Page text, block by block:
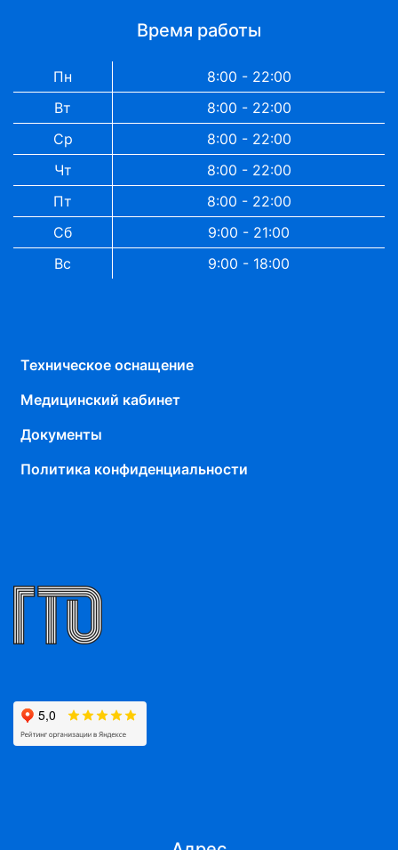
Время работы
Пн
8:00 - 22:00
Вт
8:00 - 22:00
Ср
8:00 - 22:00
Чт
8:00 - 22:00
Пт
8:00 - 22:00
Сб
9:00 - 21:00
Вс
9:00 - 18:00
Техническое оснащение
Медицинский кабинет
Документы
Политика конфиденциальности